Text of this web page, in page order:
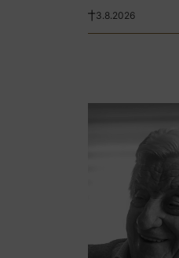
3.8.2026